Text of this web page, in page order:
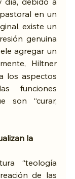
en un
existe un
genuina
agregar un
Hiltner
los aspectos
funciones
son “curar,
la
“teología
de las